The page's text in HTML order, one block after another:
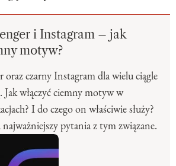
i Instagram – jak
motyw?
oraz czarny Instagram dla wielu ciągle
Jak włączyć ciemny motyw w
I do czego on właściwie służy?
pytania z tym związane.